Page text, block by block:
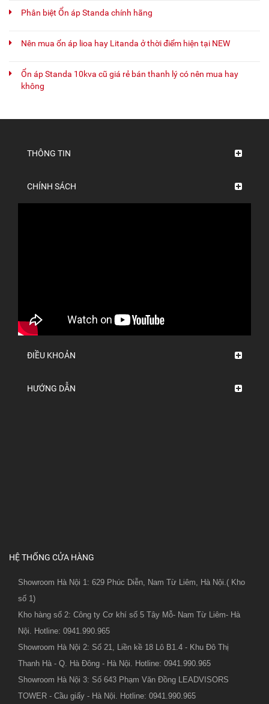
Phân biệt Ổn áp Standa chính hãng
Nên mua ổn áp lioa hay Litanda ở thời điểm hiện tại NEW
Ổn áp Standa 10kva cũ giá rẻ bán thanh lý có nên mua hay
không
THÔNG TIN
CHÍNH SÁCH
ĐIỀU KHOẢN
HƯỚNG DẪN
HỆ THỐNG CỬA HÀNG
Showroom Hà Nội 1: 629 Phúc Diễn, Nam Từ Liêm, Hà Nội.( Kho
số 1)
Kho hàng số 2: Công ty Cơ khí số 5 Tây Mỗ- Nam Từ Liêm- Hà
Nội. Hotline: 0941.990.965
Showroom Hà Nội 2: Số 21, Liền kề 18 Lô B1.4 - Khu Đô Thị
Thanh Hà - Q. Hà Đông - Hà Nội. Hotline: 0941.990.965
Showroom Hà Nội 3: Số 643 Phạm Văn Đồng LEADVISORS
TOWER - Cầu giấy - Hà Nội. Hotline: 0941.990.965